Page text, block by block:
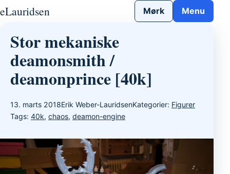
Gå til indhold
eLauridsen Mørk Menu
Stor mekaniske
deamonsmith /
deamonprince [40k]
13. marts 2018Erik Weber-LauridsenKategorier: Figurer
Tags: 40k, chaos, deamon-engine